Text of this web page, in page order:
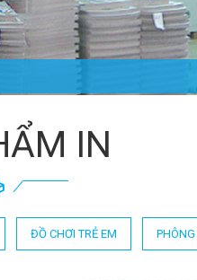
IN
ĐỒ CHƠI TRẺ EM